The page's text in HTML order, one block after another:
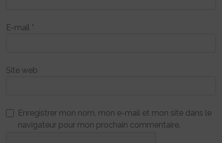
E-mail *
Site web
Enregistrer mon nom, mon e-mail et mon site dans le
navigateur pour mon prochain commentaire.